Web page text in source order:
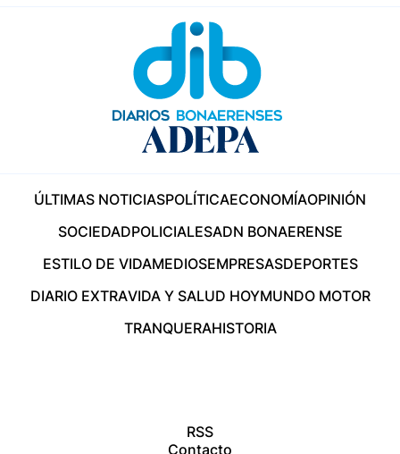
ÚLTIMAS NOTICIASPOLÍTICAECONOMÍAOPINIÓN
SOCIEDADPOLICIALESADN BONAERENSE
ESTILO DE VIDAMEDIOSEMPRESASDEPORTES
DIARIO EXTRAVIDA Y SALUD HOYMUNDO MOTOR
TRANQUERAHISTORIA
RSS
Contacto